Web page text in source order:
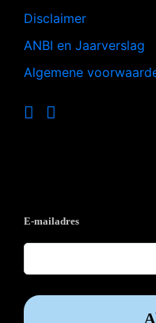
Disclaimer
ANBI en Jaarverslag
Algemene
E-mailadres